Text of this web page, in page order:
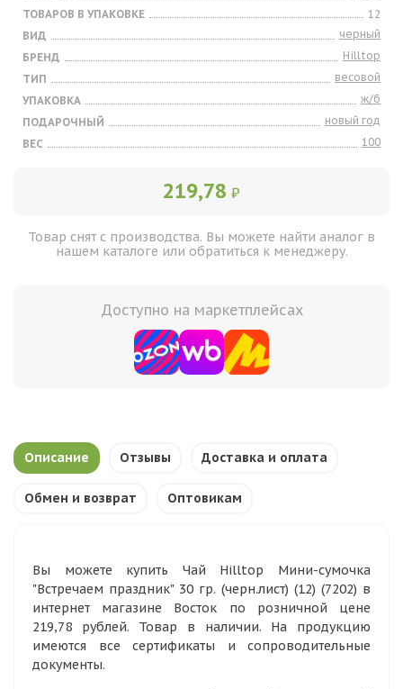
ТОВАРОВ В УПАКОВКЕ
12
ВИД
черный
БРЕНД
Hilltop
ТИП
весовой
УПАКОВКА
ж/б
ПОДАРОЧНЫЙ
новый год
ВЕС
100
219,78 ₽
Товар снят с производства. Вы можете найти аналог в
нашем каталоге или обратиться к менеджеру.
Доступно на маркетплейсах
Описание Отзывы Доставка и оплата
Обмен и возврат Оптовикам
Вы можете купить Чай Hilltop Мини-сумочка
"Встречаем праздник" 30 гр. (черн.лист) (12) (7202) в
интернет магазине Восток по розничной цене
219,78 рублей. Товар в наличии. На продукцию
имеются все сертификаты и сопроводительные
документы.